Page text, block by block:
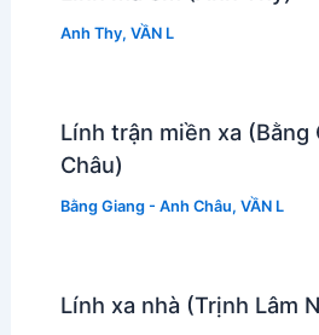
Anh Thy, VẦN L
Lính trận miền xa (Bằng
Châu)
Bằng Giang - Anh Châu, VẦN L
Lính xa nhà (Trịnh Lâm